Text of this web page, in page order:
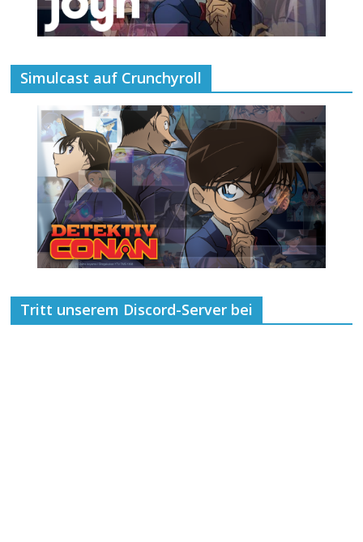
Simulcast auf Crunchyroll
Tritt unserem Discord-Server bei